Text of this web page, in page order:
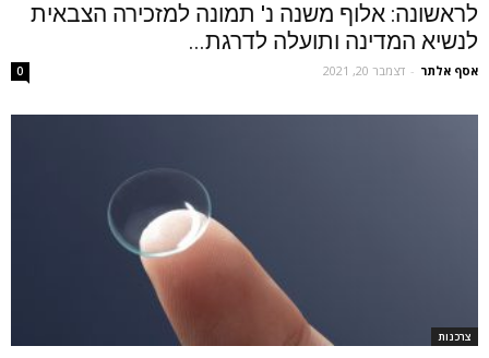
לראשונה: אלוף משנה נ' תמונה למזכירה הצבאית
לנשיא המדינה ותועלה לדרגת...
אסף אלתר - דצמבר 20, 2021 0
צרכנות